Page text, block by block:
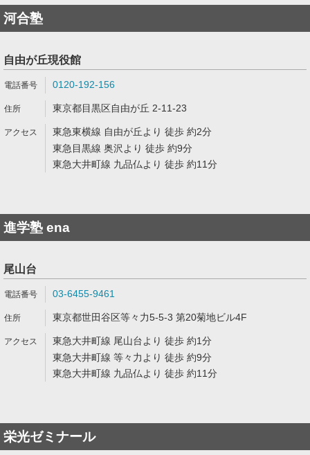
河合塾
自由が丘現役館
0120-192-156
東京都目黒区自由が丘 2-11-23
東急東横線 自由が丘より 徒歩 約2分
東急目黒線 奥沢より 徒歩 約9分
東急大井町線 九品仏より 徒歩 約11分
進学塾 ena
尾山台
03-6455-9461
東京都世田谷区等々力5-5-3 第20菊地ビル4F
東急大井町線 尾山台より 徒歩 約1分
東急大井町線 等々力より 徒歩 約9分
東急大井町線 九品仏より 徒歩 約11分
栄光ゼミナール